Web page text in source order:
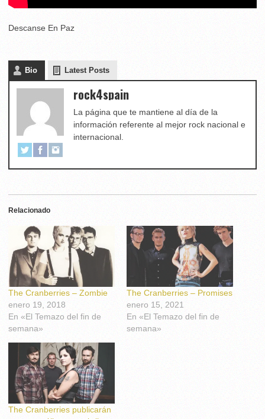
Descanse En Paz
Bio Latest Posts
rock4spain
La página que te mantiene al día de la
información referente al mejor rock nacional e
internacional.
Relacionado
The Cranberries – Zombie
enero 19, 2018
En «El Temazo del fin de
semana»
The Cranberries – Promises
enero 15, 2021
En «El Temazo del fin de
semana»
The Cranberries publicarán